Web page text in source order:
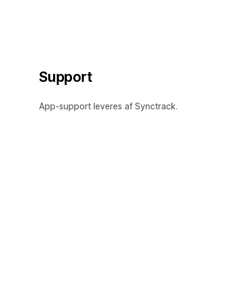
Support
App-support leveres af Synctrack.